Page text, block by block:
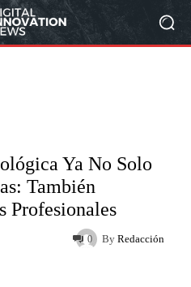
Ya No Solo
También
Profesionales
By Redacción
0